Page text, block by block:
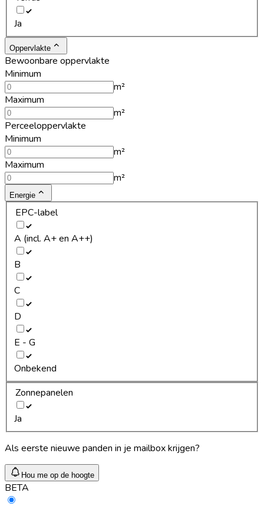
Ja
Oppervlakte
Bewoonbare oppervlakte
Minimum
m²
Maximum
m²
Perceeloppervlakte
Minimum
m²
Maximum
m²
Energie
EPC-label
A (incl. A+ en A++)
B
C
D
E - G
Onbekend
Zonnepanelen
Ja
Als eerste nieuwe panden in je mailbox krijgen?
Hou me op de hoogte
BETA